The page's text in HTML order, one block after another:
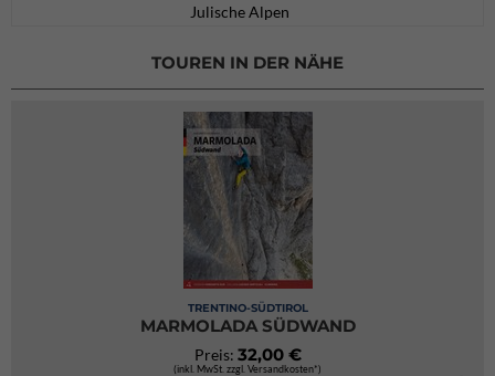
Julische Alpen
TOUREN IN DER NÄHE
TRENTINO-SÜDTIROL
MARMOLADA SÜDWAND
Preis: 32,00 €
(inkl. MwSt. zzgl. Versandkosten*)